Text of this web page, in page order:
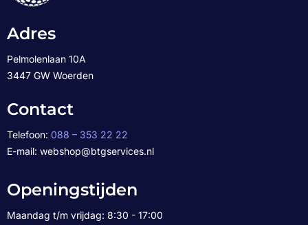
Adres
Pelmolenlaan 10A
3447 GW Woerden
Contact
Telefoon: 088 – 353 22 22
E-mail: webshop@btgservices.nl
Openingstijden
Maandag t/m vrijdag: 8:30 - 17:00